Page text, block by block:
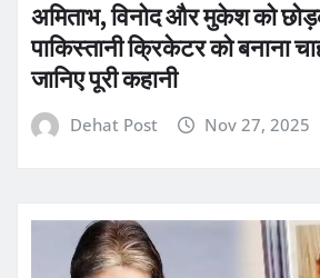
अमिताभ, विनोद और मुकेश को
पाकिस्तानी क्रिकेटर को बनाना
जानिए पूरी कहानी
Dehat Post Nov 27, 2025